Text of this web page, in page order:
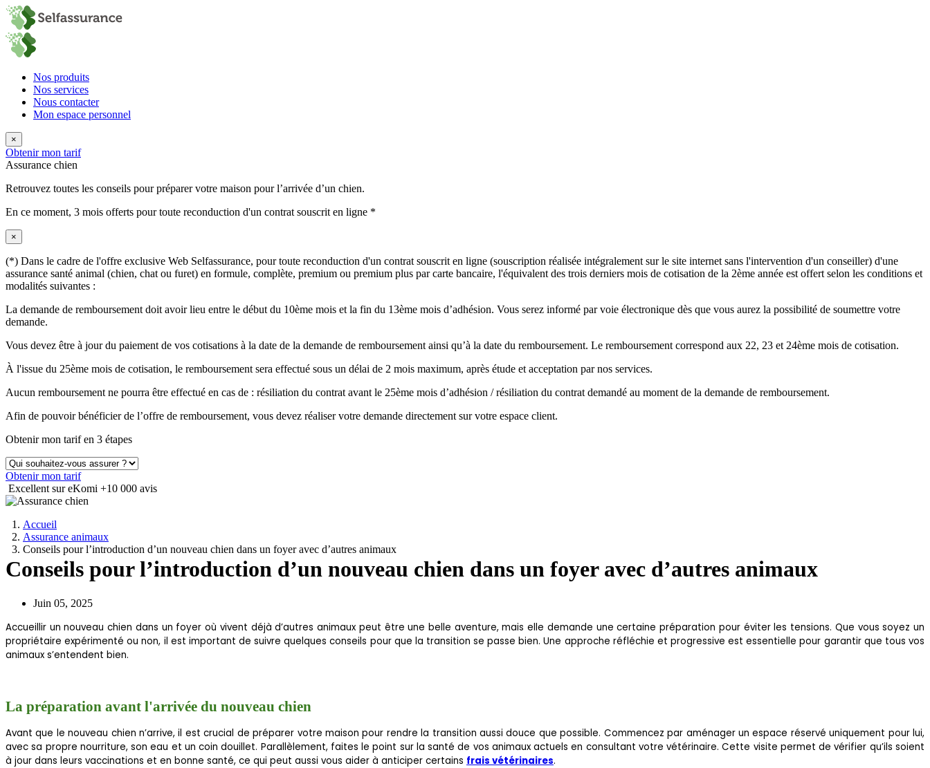
Nos produits
Nos services
Nous contacter
Mon espace personnel
×
Obtenir mon tarif
Assurance chien
Retrouvez toutes les conseils pour préparer votre maison pour l’arrivée d’un chien.
En ce moment, 3 mois offerts pour toute reconduction d'un contrat souscrit en ligne *
×
(*) Dans le cadre de l'offre exclusive Web Selfassurance, pour toute reconduction d'un contrat souscrit en ligne (souscription réalisée intégralement sur le site internet sans l'intervention d'un conseiller) d'une
assurance santé animal (chien, chat ou furet) en formule, complète, premium ou premium plus par carte bancaire, l'équivalent des trois derniers mois de cotisation de la 2ème année est offert selon les conditions et
modalités suivantes :
La demande de remboursement doit avoir lieu entre le début du 10ème mois et la fin du 13ème mois d’adhésion. Vous serez informé par voie électronique dès que vous aurez la possibilité de soumettre votre
demande.
Vous devez être à jour du paiement de vos cotisations à la date de la demande de remboursement ainsi qu’à la date du remboursement. Le remboursement correspond aux 22, 23 et 24ème mois de cotisation.
À l'issue du 25ème mois de cotisation, le remboursement sera effectué sous un délai de 2 mois maximum, après étude et acceptation par nos services.
Aucun remboursement ne pourra être effectué en cas de : résiliation du contrat avant le 25ème mois d’adhésion / résiliation du contrat demandé au moment de la demande de remboursement.
Afin de pouvoir bénéficier de l’offre de remboursement, vous devez réaliser votre demande directement sur votre espace client.
Obtenir mon tarif en 3 étapes
Obtenir mon tarif
Excellent sur eKomi +10 000 avis
Accueil
Assurance animaux
Conseils pour l’introduction d’un nouveau chien dans un foyer avec d’autres animaux
Conseils pour l’introduction d’un nouveau chien dans un foyer avec d’autres animaux
Juin 05, 2025
Accueillir un nouveau chien dans un foyer où vivent déjà d’autres animaux peut être une belle aventure, mais elle demande une certaine préparation pour éviter les tensions. Que vous soyez un
propriétaire expérimenté ou non, il est important de suivre quelques conseils pour que la transition se passe bien. Une approche réfléchie et progressive est essentielle pour garantir que tous vos
animaux s’entendent bien.
La préparation avant l'arrivée du nouveau chien
Avant que le nouveau chien n’arrive, il est crucial de préparer votre maison pour rendre la transition aussi douce que possible. Commencez par aménager un espace réservé uniquement pour lui,
avec sa propre nourriture, son eau et un coin douillet. Parallèlement, faites le point sur la santé de vos animaux actuels en consultant votre vétérinaire. Cette visite permet de vérifier qu’ils soient
à jour dans leurs vaccinations et en bonne santé, ce qui peut aussi vous aider à anticiper certains frais vétérinaires.